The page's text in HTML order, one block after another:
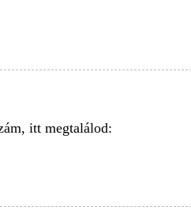
itt megtalálod: